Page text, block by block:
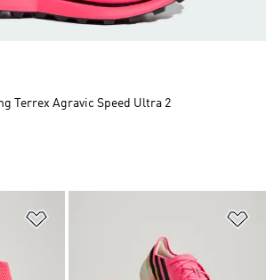
Terrex Agravic Speed Ultra 2